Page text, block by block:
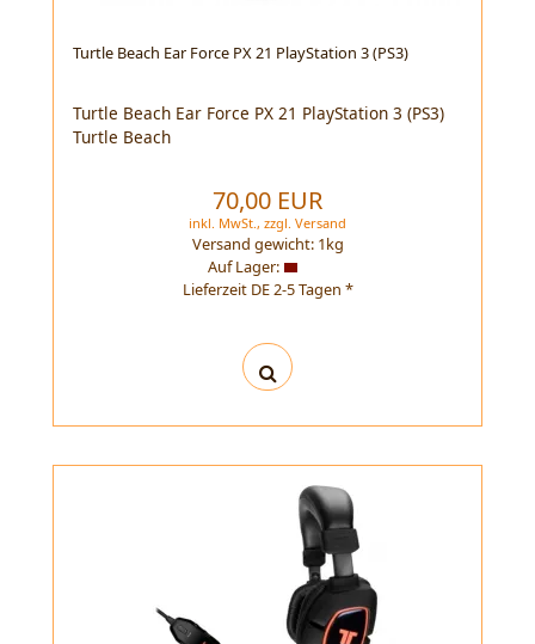
Turtle Beach Ear Force PX 21 PlayStation 3 (PS3)
Turtle Beach Ear Force PX 21 PlayStation 3 (PS3)
Turtle Beach
70,00 EUR
inkl. MwSt., zzgl. Versand
Versand gewicht: 1kg
Auf Lager:
Lieferzeit DE 2-5 Tagen *